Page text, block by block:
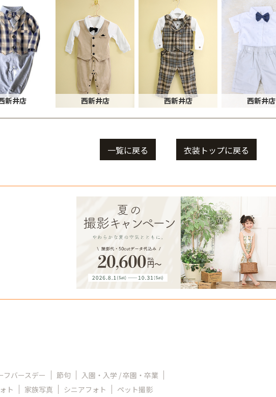
新井店 西新井店 西新井店 西新井店
一覧に戻る 衣装トップに戻る
フバースデー 節句
入園・入学 / 卒園・卒業
ト 家族写真 シニアフォト ペット撮影